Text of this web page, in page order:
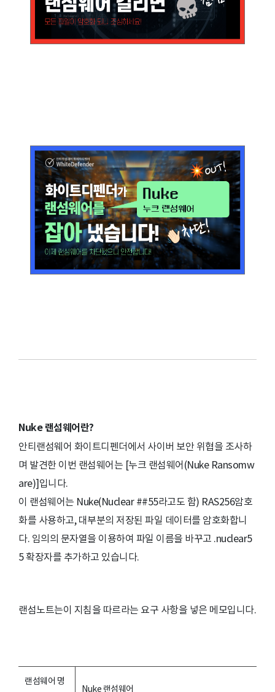
Nuke랜섬웨어란?
안티랜섬웨어 화이트디펜더에서 사이버 보안 위협을 조사하
며 발견한 이번 랜섬웨어는 [누크 랜섬웨어(Nuke Ransomw
are)]입니다.
이 랜섬웨어는 Nuke(Nuclear ##55라고도 함) RAS256암호
화를 사용하고, 대부분의 저장된 파일 데이터를 암호화합니
다. 임의의 문자열을 이용하여 파일 이름을 바꾸고 .nuclear5
5 확장자를 추가하고 있습니다.
랜섬노트는이 지침을 따르라는 요구 사항을 넣은 메모입니다.
랜섬웨어 명
Nuke 랜섬웨어